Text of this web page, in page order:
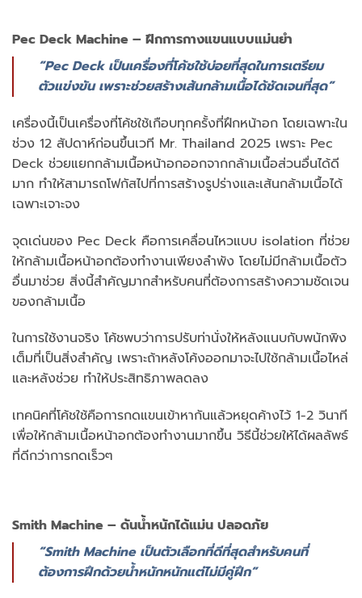
Pec Deck Machine – ฝึกการกางแขนแบบแม่นยำ
“Pec Deck เป็นเครื่องที่โค้ชใช้บ่อยที่สุดในการเตรียม
ตัวแข่งขัน เพราะช่วยสร้างเส้นกล้ามเนื้อได้ชัดเจนที่สุด”
เครื่องนี้เป็นเครื่องที่โค้ชใช้เกือบทุกครั้งที่ฝึกหน้าอก โดยเฉพาะใน
ช่วง 12 สัปดาห์ก่อนขึ้นเวที Mr. Thailand 2025 เพราะ Pec
Deck ช่วยแยกกล้ามเนื้อหน้าอกออกจากกล้ามเนื้อส่วนอื่นได้ดี
มาก ทำให้สามารถโฟกัสไปที่การสร้างรูปร่างและเส้นกล้ามเนื้อได้
เฉพาะเจาะจง
จุดเด่นของ Pec Deck คือการเคลื่อนไหวแบบ isolation ที่ช่วย
ให้กล้ามเนื้อหน้าอกต้องทำงานเพียงลำพัง โดยไม่มีกล้ามเนื้อตัว
อื่นมาช่วย สิ่งนี้สำคัญมากสำหรับคนที่ต้องการสร้างความชัดเจน
ของกล้ามเนื้อ
ในการใช้งานจริง โค้ชพบว่าการปรับท่านั่งให้หลังแนบกับพนักพิง
เต็มที่เป็นสิ่งสำคัญ เพราะถ้าหลังโค้งออกมาจะไปใช้กล้ามเนื้อไหล่
และหลังช่วย ทำให้ประสิทธิภาพลดลง
เทคนิคที่โค้ชใช้คือการกดแขนเข้าหากันแล้วหยุดค้างไว้ 1-2 วินาที
เพื่อให้กล้ามเนื้อหน้าอกต้องทำงานมากขึ้น วิธีนี้ช่วยให้ได้ผลลัพธ์
ที่ดีกว่าการกดเร็วๆ
Smith Machine – ดันน้ำหนักได้แม่น ปลอดภัย
“Smith Machine เป็นตัวเลือกที่ดีที่สุดสำหรับคนที่
ต้องการฝึกด้วยน้ำหนักหนักแต่ไม่มีคู่ฝึก”